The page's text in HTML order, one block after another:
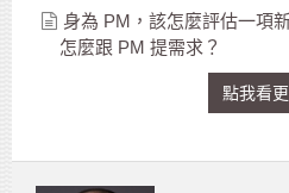
身為 PM，該怎麼評估一項
怎麼跟 PM 提需求？
點我看